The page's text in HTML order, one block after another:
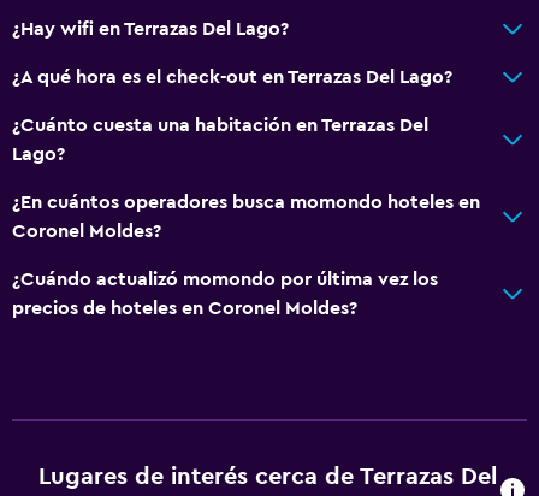
Servicios y facilidades
Servicio de despertador
Servicio de habitaciones
Mostrador de información turística
Acceso con llave
Recepción 24 horas
Sistema de entretenimiento
¿Hay wifi en Terrazas Del Lago?
¿A qué hora es el check-out en Terrazas Del Lago?
¿Cuánto cuesta una habitación en Terrazas Del
Lago?
¿En cuántos operadores busca momondo hoteles en
Coronel Moldes?
¿Cuándo actualizó momondo por última vez los
precios de hoteles en Coronel Moldes?
Lugares de interés cerca de Terrazas Del